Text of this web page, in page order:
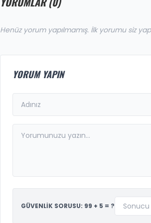
Henüz yorum yapılmamış. İlk yorumu siz
YORUM YAPIN
GÜVENLİK SORUSU: 99 + 5 = ?